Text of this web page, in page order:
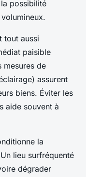
possibilité
tout aussi
paisible
mesures de
assurent
biens. Éviter les
aide souvent à
la
lieu surfréquenté
dégrader